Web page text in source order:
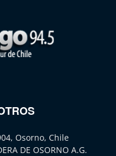
Osorno, Chile
DE OSORNO A.G.